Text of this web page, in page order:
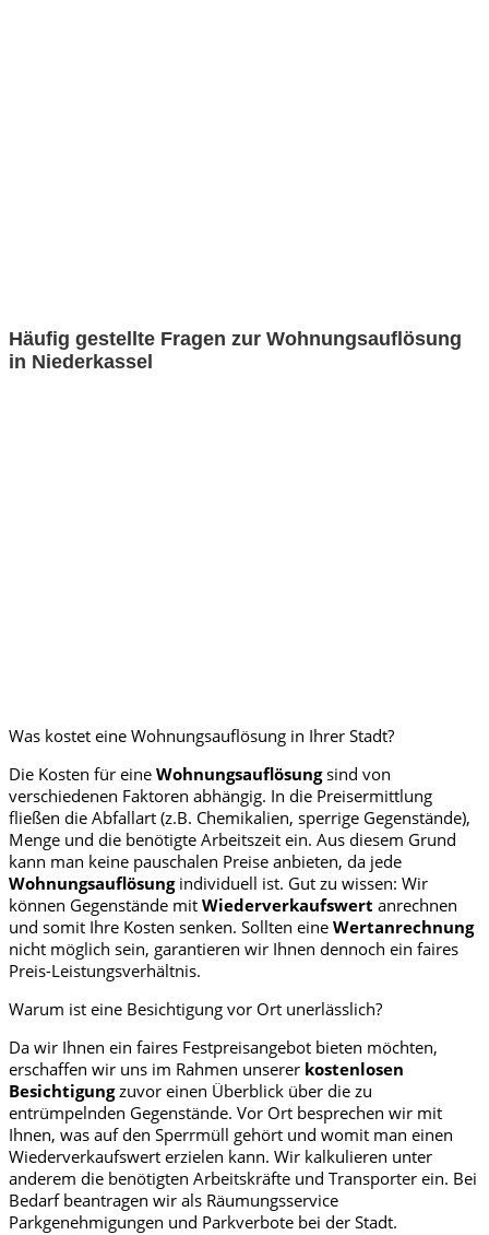
Häufig gestellte Fragen zur Wohnungsauflösung
in Niederkassel
Was kostet eine Wohnungsauflösung in Ihrer Stadt?
Die Kosten für eine Wohnungsauflösungsind von
verschiedenen Faktoren abhängig. In die Preisermittlung
fließen die Abfallart (z.B. Chemikalien, sperrige Gegenstände),
Menge und die benötigte Arbeitszeit ein. Aus diesem Grund
kann man keine pauschalen Preise anbieten, da jede
Wohnungsauflösung individuell ist. Gut zu wissen: Wir
können Gegenstände mit Wiederverkaufswert anrechnen
und somit Ihre Kosten senken. Sollten eine Wertanrechnung
nicht möglich sein, garantieren wir Ihnen dennoch ein faires
Preis-Leistungsverhältnis.
Warum ist eine Besichtigung vor Ort unerlässlich?
Da wir Ihnen ein faires Festpreisangebot bieten möchten,
erschaffen wir uns im Rahmen unserer kostenlosen
Besichtigungzuvor einen Überblick über die zu
entrümpelnden Gegenstände. Vor Ort besprechen wir mit
Ihnen, was auf den Sperrmüll gehört und womit man einen
Wiederverkaufswert erzielen kann. Wir kalkulieren unter
anderem die benötigten Arbeitskräfte und Transporter ein. Bei
Bedarf beantragen wir als Räumungsservice
Parkgenehmigungen und Parkverbote bei der Stadt.